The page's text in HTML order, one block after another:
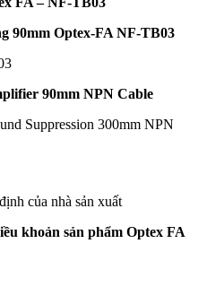
90mm Optex-FA NF-TB03
90mm NPN Cable
Suppression 300mm NPN
của nhà sản xuất
khoản sản phẩm Optex FA